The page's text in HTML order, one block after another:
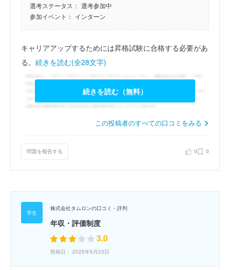
選考ステータス： 選考参加中
参加イベント： インターン
キャリアアップするためには昇格試験に合格する必要があ
る。 続きを読む(全28文字)
続きを読む（無料）
この投稿者のすべての口コミをみる
問題を報告する 0 0
株式会社タムロンの口コミ・評判
年収・評価制度
3.0
投稿日： 2025年5月23日